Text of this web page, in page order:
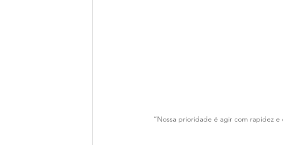
“Nossa prioridade é agir com rapidez